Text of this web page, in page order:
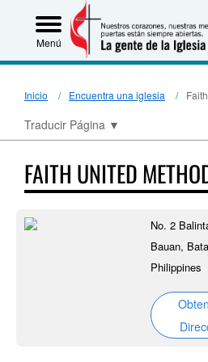
Menú
Inicio Encuentra una iglesia
Traducir Página ▼
FAITH UNITED
No. 2
Bauan,
Philippines